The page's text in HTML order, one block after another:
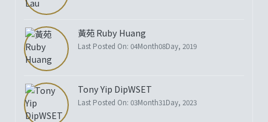
黃苑 Ruby Huang
Last Posted On: 04Month08Day, 2019
Tony Yip DipWSET
Last Posted On: 03Month31Day, 2023